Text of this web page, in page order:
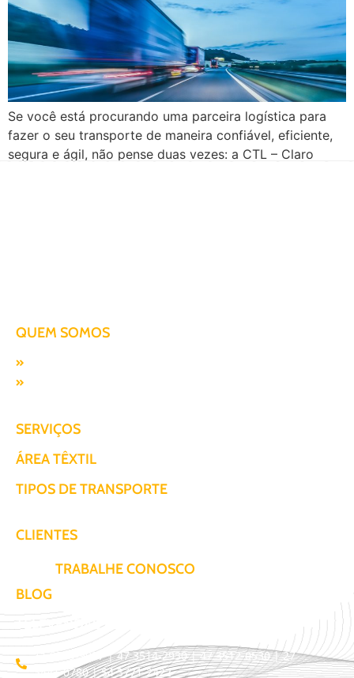
Se você está procurando uma parceira logística para
fazer o seu transporte de maneira confiável, eficiente,
segura e ágil, não pense duas vezes: a CTL – Claro
QUEM SOMOS
SERVIÇOS
ÁREA TÊXTIL
TIPOS DE TRANSPORTE
CLIENTES
TRABALHE CONOSCO
BLOG
TELEVENDAS / COTAÇÃO
11 3509-9987 | 47 3514-2930 | 47 3512-0530 | 27
3441-0780 | 54 3771-2422